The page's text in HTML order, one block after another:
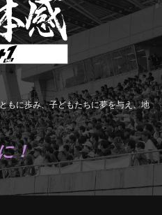
もに歩み、子どもたちに夢を与え、地
！